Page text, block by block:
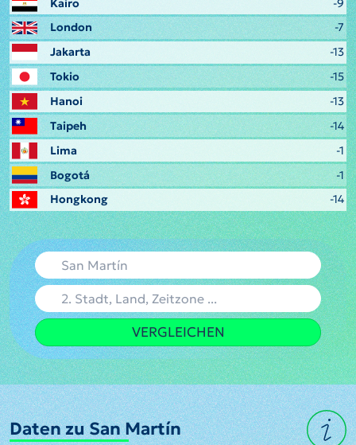
Kairo
-9
London
-7
Jakarta
-13
Tokio
-15
Hanoi
-13
Taipeh
-14
Lima
-1
Bogotá
-1
Hongkong
-14
VERGLEICHEN
Daten zu San Martín